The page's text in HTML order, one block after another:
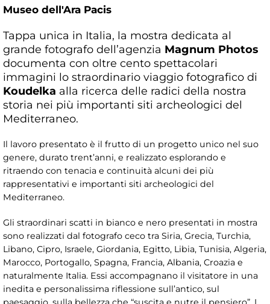
Museo dell'Ara Pacis
Tappa unica in Italia, la mostra dedicata al
grande fotografo dell’agenzia Magnum Photos
documenta con oltre cento spettacolari
immagini lo straordinario viaggio fotografico di
Koudelka alla ricerca delle radici della nostra
storia nei più importanti siti archeologici del
Mediterraneo.
Il lavoro presentato è il frutto di un progetto unico nel suo
genere, durato trent’anni, e realizzato esplorando e
ritraendo con tenacia e continuità alcuni dei più
rappresentativi e importanti siti archeologici del
Mediterraneo.
Gli straordinari scatti in bianco e nero presentati in mostra
sono realizzati dal fotografo ceco tra Siria, Grecia, Turchia,
Libano, Cipro, Israele, Giordania, Egitto, Libia, Tunisia, Algeria,
Marocco, Portogallo, Spagna, Francia, Albania, Croazia e
naturalmente Italia. Essi accompagnano il visitatore in una
inedita e personalissima riflessione sull’antico, sul